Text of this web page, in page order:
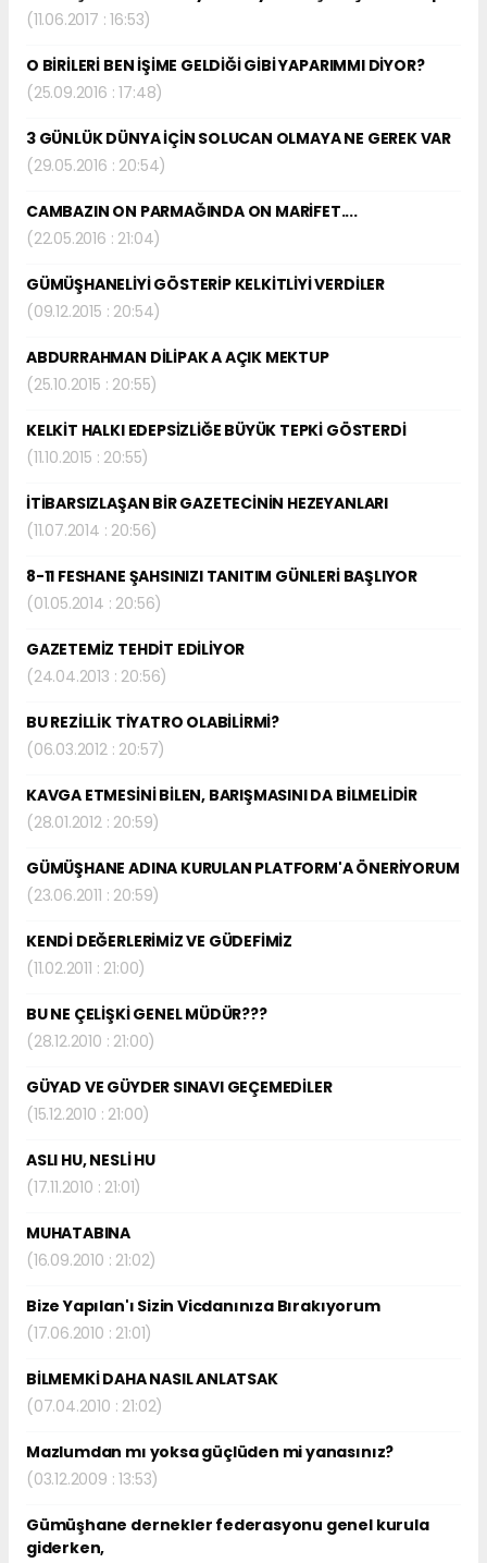
(11.06.2017 : 16:53)
O BİRİLERİ BEN İŞİME GELDİĞİ GİBİ YAPARIMMI DİYOR?
(25.09.2016 : 17:48)
3 GÜNLÜK DÜNYA İÇİN SOLUCAN OLMAYA NE GEREK VAR
(29.05.2016 : 20:54)
CAMBAZIN ON PARMAĞINDA ON MARİFET....
(22.05.2016 : 21:04)
GÜMÜŞHANELİYİ GÖSTERİP KELKİTLİYİ VERDİLER
(09.12.2015 : 20:54)
ABDURRAHMAN DİLİPAK A AÇIK MEKTUP
(25.10.2015 : 20:55)
KELKİT HALKI EDEPSİZLİĞE BÜYÜK TEPKİ GÖSTERDİ
(11.10.2015 : 20:55)
İTİBARSIZLAŞAN BİR GAZETECİNİN HEZEYANLARI
(11.07.2014 : 20:56)
8-11 FESHANE ŞAHSINIZI TANITIM GÜNLERİ BAŞLIYOR
(01.05.2014 : 20:56)
GAZETEMİZ TEHDİT EDİLİYOR
(24.04.2013 : 20:56)
BU REZİLLİK TİYATRO OLABİLİRMİ?
(06.03.2012 : 20:57)
KAVGA ETMESİNİ BİLEN, BARIŞMASINI DA BİLMELİDİR
(28.01.2012 : 20:59)
GÜMÜŞHANE ADINA KURULAN PLATFORM'A ÖNERİYORUM
(23.06.2011 : 20:59)
KENDİ DEĞERLERİMİZ VE GÜDEFİMİZ
(11.02.2011 : 21:00)
BU NE ÇELİŞKİ GENEL MÜDÜR???
(28.12.2010 : 21:00)
GÜYAD VE GÜYDER SINAVI GEÇEMEDİLER
(15.12.2010 : 21:00)
ASLI HU, NESLİ HU
(17.11.2010 : 21:01)
MUHATABINA
(16.09.2010 : 21:02)
Bize Yapılan'ı Sizin Vicdanınıza Bırakıyorum
(17.06.2010 : 21:01)
BİLMEMKİ DAHA NASIL ANLATSAK
(07.04.2010 : 21:02)
Mazlumdan mı yoksa güçlüden mi yanasınız?
(03.12.2009 : 13:53)
Gümüşhane dernekler federasyonu genel kurula
giderken,